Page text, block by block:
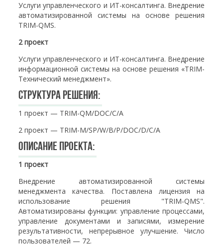
Услуги управленческого и ИТ-консалтинга. Внедрение
автоматизированной системы на основе решения
TRIM-QMS.
2 проект
Услуги управленческого и ИТ-консалтинга. Внедрение
информационной системы на основе решения «TRIM-
Технический менеджмент».
Структура решения:
1 проект — TRIM-QM/DOC/C/A
2 проект — TRIM-M/SP/W/B/P/DOC/D/C/A
Описание проекта:
1 проект
Внедрение автоматизированной системы
менеджмента качества. Поставлена лицензия на
использование решения "TRIM-QMS".
Автоматизированы функции: управление процессами,
управление документами и записями, измерение
результативности, непрерывное улучшение. Число
пользователей — 72.